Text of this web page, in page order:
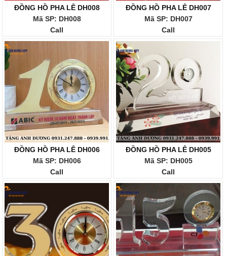
ĐỒNG HỒ PHA LÊ DH008
Mã SP: DH008
Call
ĐỒNG HỒ PHA LÊ DH007
Mã SP: DH007
Call
ĐỒNG HỒ PHA LÊ DH006
Mã SP: DH006
Call
ĐỒNG HỒ PHA LÊ DH005
Mã SP: DH005
Call